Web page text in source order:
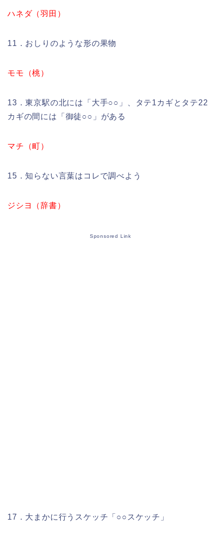
ハネダ（羽田）
11．おしりのような形の果物
モモ（桃）
13．東京駅の北には「大手○○」、タテ1カギとタテ22
カギの間には「御徒○○」がある
マチ（町）
15．知らない言葉はコレで調べよう
ジシヨ（辞書）
Sponsored Link
17．大まかに行うスケッチ「○○スケッチ」